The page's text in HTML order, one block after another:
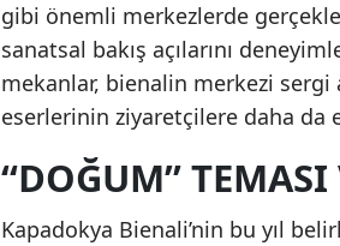
gibi önemli merkezlerde
sanatsal bakış açılarını
mekanlar, bienalin merkezi sergi
eserlerinin ziyaretçilere daha da
“DOĞUM”
Kapadokya Bienali’nin bu yıl